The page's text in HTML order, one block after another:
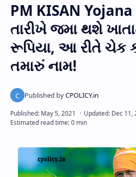
PM KISAN
તારીખે જમા થશે
રૂપિયા, આ રીતે ચેક
તમારું નામ!